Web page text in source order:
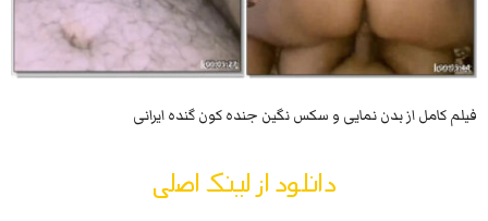
فیلم کامل از بدن نمایی و سکس نگین جنده کون گنده ایرانی
دانلود از لینک اصلی